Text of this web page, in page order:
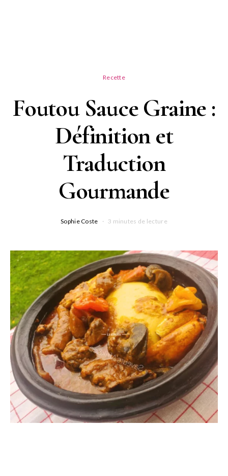
Recette
Foutou Sauce Graine :
Définition et
Traduction
Gourmande
Sophie Coste 3 minutes de lecture